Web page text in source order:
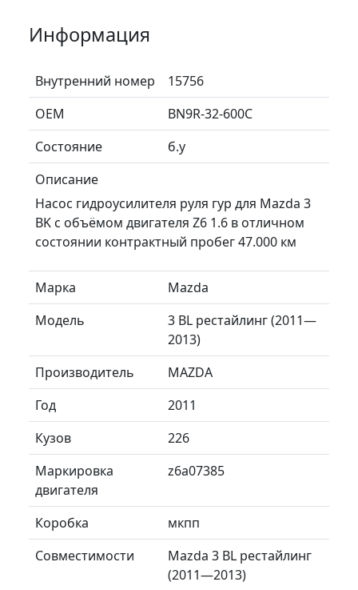
Информация
Внутренний номер
15756
ОЕМ
BN9R-32-600C
Состояние
б.у
Описание
Насос гидроусилителя руля гур для Mazda 3
BK с объёмом двигателя Z6 1.6 в отличном
состоянии контрактный пробег 47.000 км
Марка
Mazda
Модель
3 BL рестайлинг (2011—
2013)
Производитель
MAZDA
Год
2011
Кузов
226
Маркировка
двигателя
z6a07385
Коробка
мкпп
Совместимости
Mazda 3 BL рестайлинг
(2011—2013)